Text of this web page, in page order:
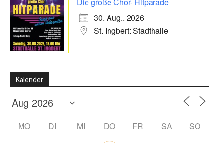
30. Aug.. 2026
St. Ingbert: Stadthalle
Kalender
MO DI MI DO FR SA SO